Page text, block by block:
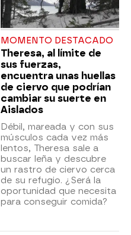
MOMENTO DESTACADO
Theresa, al límite de
sus fuerzas,
encuentra unas huellas
de ciervo que podrían
cambiar su suerte en
Aislados
Débil, mareada y con sus
músculos cada vez más
lentos, Theresa sale a
buscar leña y descubre
un rastro de ciervo cerca
de su refugio. ¿Será la
oportunidad que necesita
para conseguir comida?